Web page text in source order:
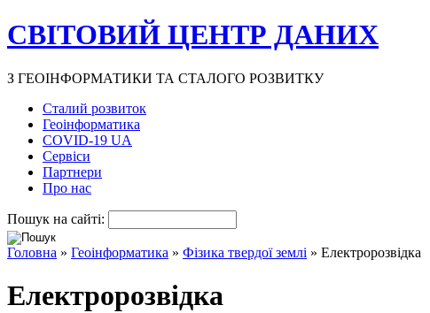
СВІТОВИЙ ЦЕНТР ДАНИХ
З ГЕОІНФОРМАТИКИ ТА СТАЛОГО РОЗВИТКУ
Сталий розвиток
Геоінформатика
COVID-19 UA
Сервіси
Партнери
Про нас
Пошук на сайті:
Головна » Геоінформатика » Фізика твердої землі » Електророзвідка
Електророзвідка